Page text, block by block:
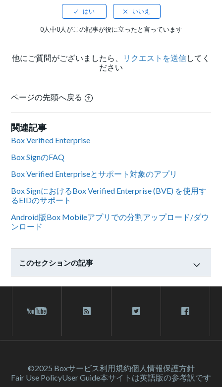
0人中0人がこの記事が役に立ったと言っています
他にご質問がございましたら、 リクエストを送信してく
ださい
ページの先頭へ戻る
関連記事
Box Verified Enterprise
Box SignのFAQ
Box Verified Enterpriseとサポート対象のアプリ
Box SignにおけるBox Verified Enterprise (BVE) を使用す
るEIDのサポート
Android版Box Mobileアプリでの分割アップロード/ダウ
ンロード
このセクションの記事
©2025 Boxサービス利⽤規約個人情報保護方針
Fair Use PolicyUser Guide本サイトは英語版の参考訳です